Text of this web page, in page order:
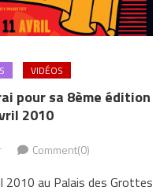
VIDÉOS
pour sa 8ème édition
2010
Comment(0)
2010 au Palais des Grottes